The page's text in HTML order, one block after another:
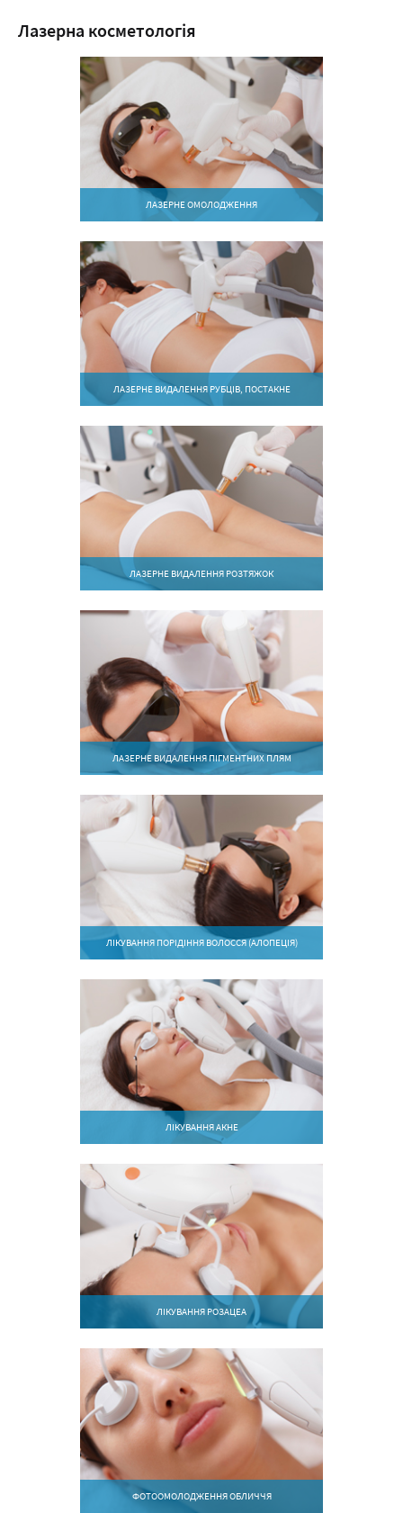
Лазерна косметологія
ЛАЗЕРНЕ ОМОЛОДЖЕННЯ
ЛАЗЕРНЕ ВИДАЛЕННЯ РУБЦІВ, ПОСТАКНЕ
ЛАЗЕРНЕ ВИДАЛЕННЯ РОЗТЯЖОК
ЛАЗЕРНЕ ВИДАЛЕННЯ ПІГМЕНТНИХ ПЛЯМ
ЛІКУВАННЯ ПОРІДІННЯ ВОЛОССЯ (АЛОПЕЦІЯ)
ЛІКУВАННЯ АКНЕ
ЛІКУВАННЯ РОЗАЦЕА
ФОТООМОЛОДЖЕННЯ ОБЛИЧЧЯ